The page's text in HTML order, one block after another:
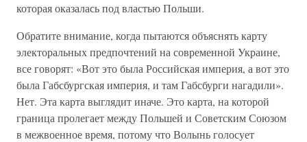
которая оказалась под властью Польши.
Обратите внимание, когда пытаются объяснять карту
электоральных предпочтений на современной Украине,
все говорят: «Вот это была Российская империя, а вот это
была Габсбургская империя, и там Габсбурги нагадили».
Нет. Эта карта выглядит иначе. Это карта, на которой
граница пролегает между Польшей и Советским Союзом
в межвоенное время, потому что Волынь голосует